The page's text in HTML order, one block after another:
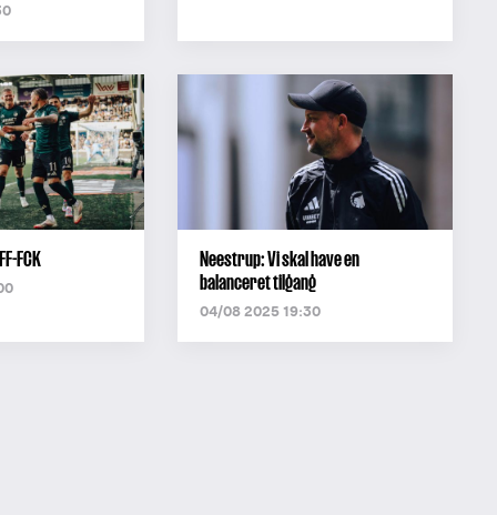
FCK
Neestrup: Vi skal have en
balanceret tilgang
04/08 2025 19:30